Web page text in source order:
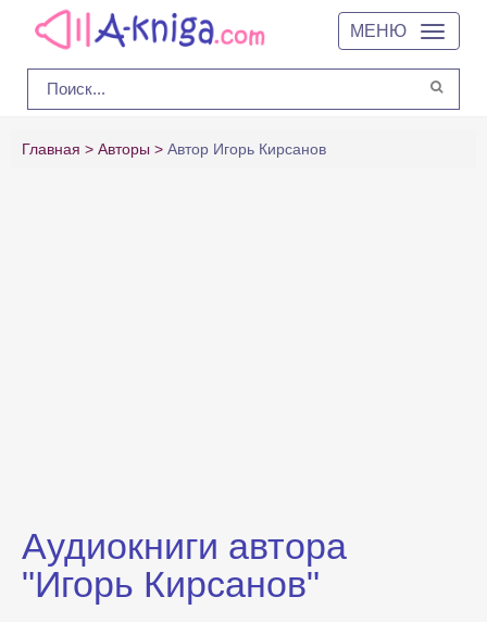
МЕНЮ
Главная Авторы Автор Игорь Кирсанов
Аудиокниги автора
"Игорь Кирсанов"